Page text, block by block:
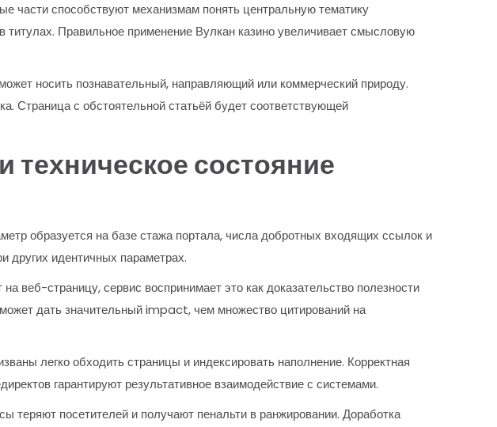
части способствуют механизмам понять центральную тематику
Правильное применение Вулкан казино увеличивает смысловую
носить познавательный, направляющий или коммерческий природу.
Страница с обстоятельной статьёй будет соответствующей
состояние
образуется на базе стажа портала, числа добротных входящих ссылок и
других идентичных параметрах.
веб-страницу, сервис воспринимает это как доказательство полезности
дать значительный impact, чем множество цитирований на
легко обходить страницы и индексировать наполнение. Корректная
гарантируют результативное взаимодействие с системами.
теряют посетителей и получают пенальти в ранжировании. Доработка